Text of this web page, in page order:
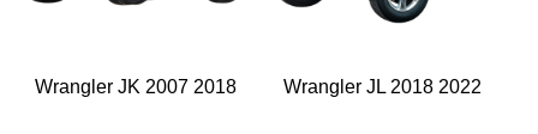
Wrangler JK 2007 2018 Wrangler JL 2018 2022